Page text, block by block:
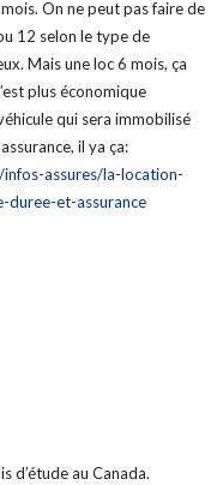
On ne peut pas faire de
12 selon le type de
Mais une loc 6 mois, ça
plus économique
qui sera immobilisé
il ya ça:
assures/la-location-
duree-et-assurance
d’étude au Canada.